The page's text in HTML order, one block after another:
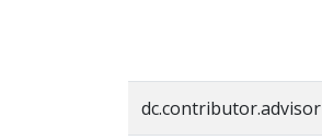
dc.contributor.advisor